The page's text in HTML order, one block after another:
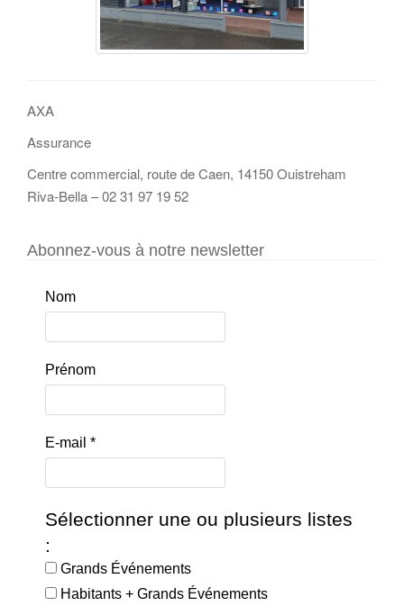
AXA
Assurance
Centre commercial, route de Caen, 14150 Ouistreham
Riva-Bella – 02 31 97 19 52
Abonnez-vous à notre newsletter
Nom
Prénom
E-mail *
Sélectionner une ou plusieurs listes
:
Grands Événements
Habitants + Grands Événements